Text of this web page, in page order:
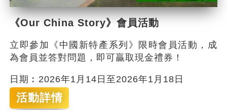
《Our China Story》會員活動
立即參加《中國新特產系列》限時會員活動，成
為會員並答對問題，即可贏取現金禮券！
日期︰2026年1月14日至2026年1月18日
活動詳情